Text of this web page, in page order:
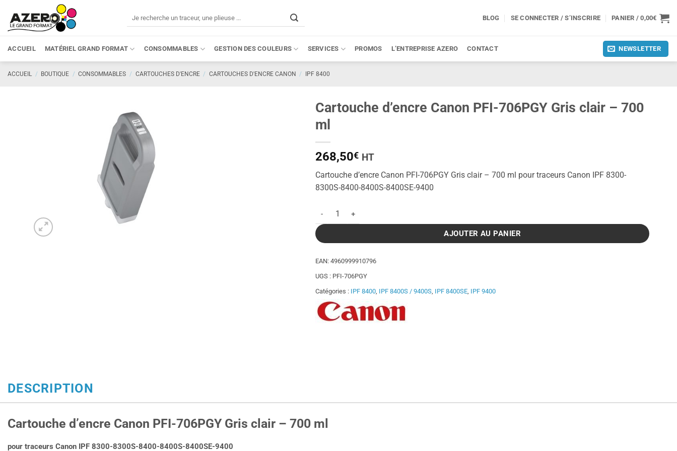
contenu
BLOG SE CONNECTER / S’INSCRIRE PANIER /0,00€
ACCUEIL MATÉRIEL GRAND FORMAT CONSOMMABLES GESTION DES COULEURS SERVICES PROMOS L’ENTREPRISE AZERO CONTACT NEWSLETTER
ACCUEIL / BOUTIQUE / CONSOMMABLES / CARTOUCHES D'ENCRE / CARTOUCHES D'ENCRE CANON / IPF 8400
Cartouche d’encre Canon PFI-706PGY Gris clair – 700
ml
268,50€ HT
Cartouche d’encre Canon PFI-706PGY Gris clair – 700 ml pour traceurs Canon IPF 8300-
8300S-8400-8400S-8400SE-9400
quantité de Cartouche d'encre Canon PFI-706PGY Gris clair - 700 ml
AJOUTER AU PANIER
EAN:4960999910796
UGS : PFI-706PGY
Catégories : IPF 8400 IPF 8400S / 9400S IPF 8400SE IPF 9400
DESCRIPTION
Cartouche d’encre Canon PFI-706PGY Gris clair – 700 ml
pour traceurs Canon IPF 8300-8300S-8400-8400S-8400SE-9400